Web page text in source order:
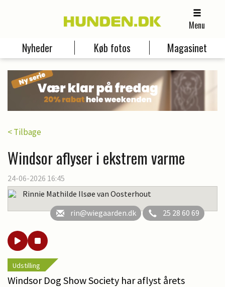
Menu
Nyheder Køb fotos Magasinet
< Tilbage
Windsor aflyser i ekstrem varme
24-06-2026 16:45
Rinnie Mathilde Ilsøe van Oosterhout
rin@wiegaarden.dk
25 28 60 69
Udstilling
Windsor Dog Show Society har aflyst årets